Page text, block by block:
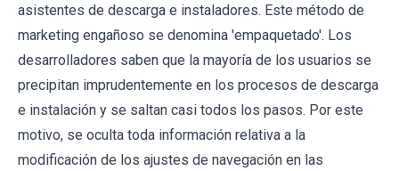
asistentes de descarga e instaladores. Este método de
marketing engañoso se denomina 'empaquetado'. Los
desarrolladores saben que la mayoría de los usuarios se
precipitan imprudentemente en los procesos de descarga
e instalación y se saltan casi todos los pasos. Por este
motivo, se oculta toda información relativa a la
modificación de los ajustes de navegación en las